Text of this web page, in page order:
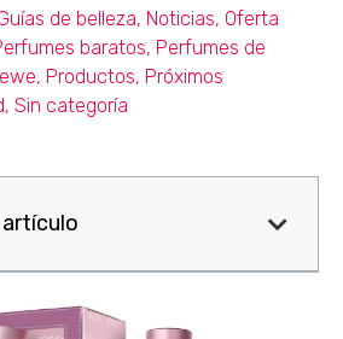
de belleza, Noticias, Oferta
baratos, Perfumes de
, Productos, Próximos
, Sin categoría